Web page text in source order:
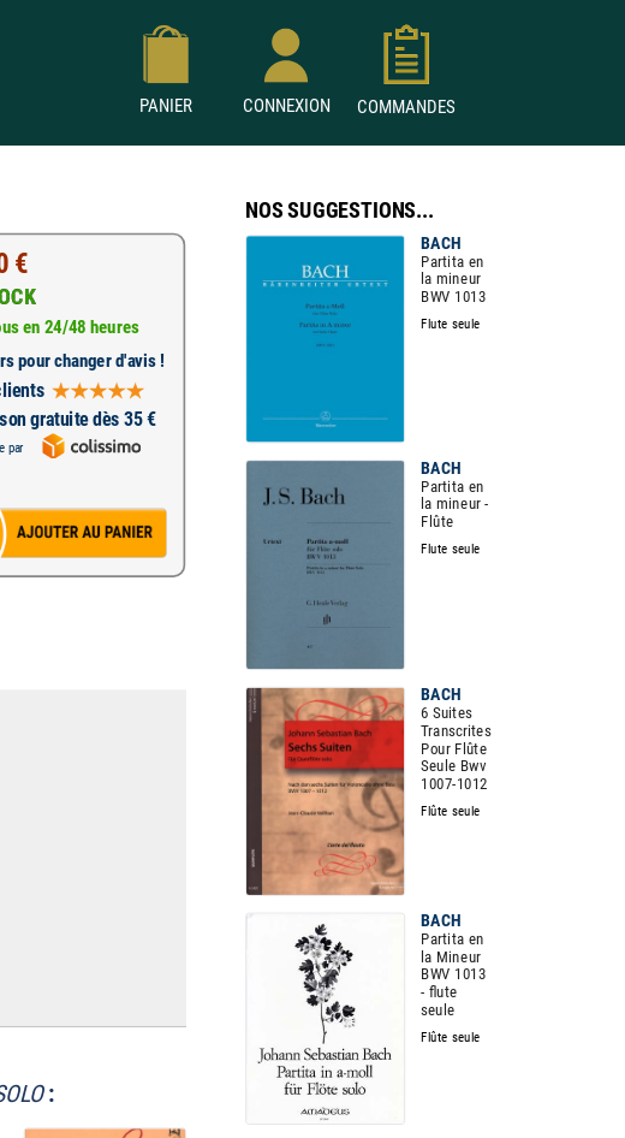
PANIER CONNEXION COMMANDES
€
en 24/48 heures
pour changer d'avis !
gratuite dès 35 €
par
:
NOS SUGGESTIONS...
BACH
Partita en
la mineur
BWV 1013
Flute seule
BACH
Partita en
la mineur -
Flûte
Flute seule
BACH
6 Suites
Transcrites
Pour Flûte
Seule Bwv
1007-1012
Flûte seule
BACH
Partita en
la Mineur
BWV 1013
- flute
seule
Flûte seule